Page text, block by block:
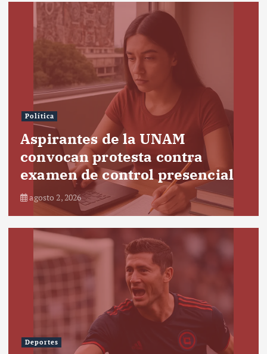
Política
Aspirantes de la UNAM
convocan protesta contra
examen de control presencial
agosto 2, 2026
Deportes